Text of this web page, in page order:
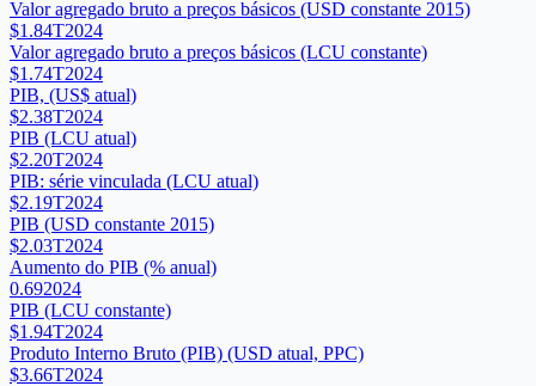
Valor agregado bruto a preços básicos (USD constante 2015)
$1.84T2024
Valor agregado bruto a preços básicos (LCU constante)
$1.74T2024
PIB, (US$ atual)
$2.38T2024
PIB (LCU atual)
$2.20T2024
PIB: série vinculada (LCU atual)
$2.19T2024
PIB (USD constante 2015)
$2.03T2024
Aumento do PIB (% anual)
0.692024
PIB (LCU constante)
$1.94T2024
Produto Interno Bruto (PIB) (USD atual, PPC)
$3.66T2024